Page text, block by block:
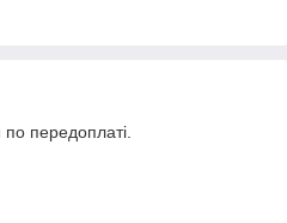
по передоплаті.